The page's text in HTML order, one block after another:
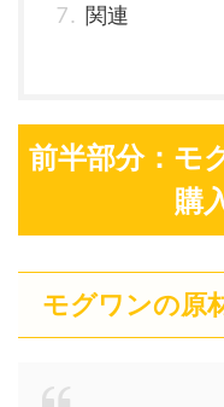
関連
前半部分：モ
購
モグワンの原